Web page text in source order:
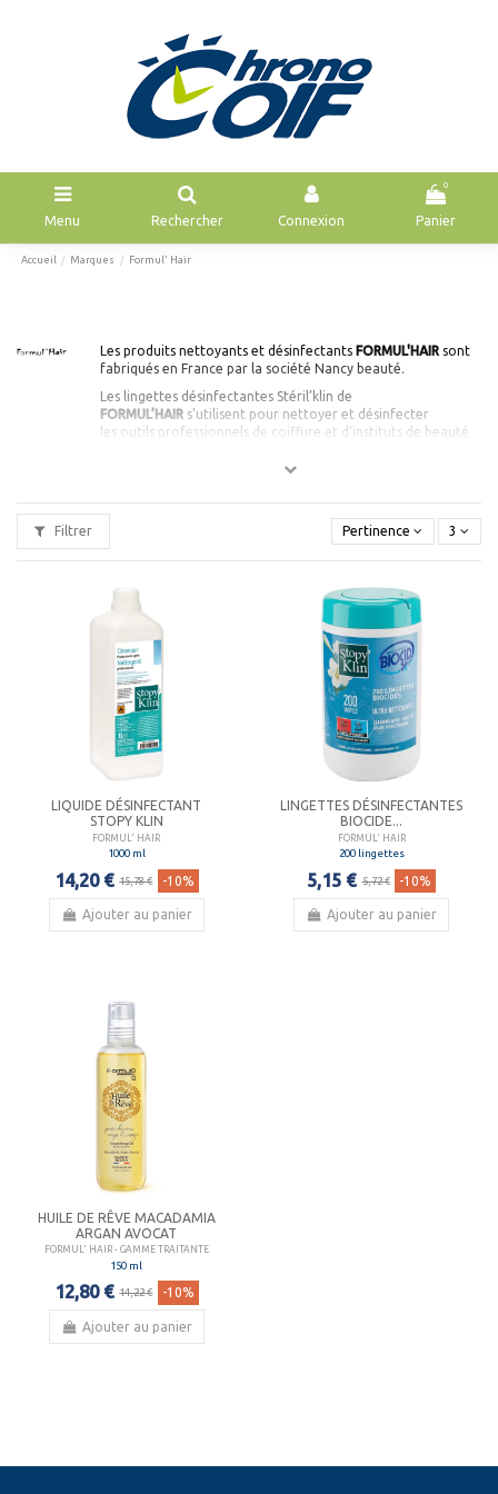
Menu Rechercher Connexion
0
Panier
Accueil Marques Formul' Hair
Les produits nettoyants et désinfectants FORMUL'HAIRsont
fabriqués en France par la société Nancy beauté.
Les lingettes désinfectantes Stéril’klin de
FORMUL’HAIRs'utilisent pour nettoyer et désinfecter
les outils professionnels de coiffure et d'instituts de beauté
Le décontaminant liquide professionnel Stéri’klin de
Pour nettoyer et désinfecter vos outils professionnels de
coiffure et d'instituts de beauté avant et après chaque
utilisation.
Filtrer Pertinence 3
LIQUIDE DÉSINFECTANT
STOPY KLIN
FORMUL' HAIR
1000 ml
14,20 € 15,78 € -10%
Ajouter au panier
LINGETTES DÉSINFECTANTES
BIOCIDE...
FORMUL' HAIR
200 lingettes
5,15 € 5,72 € -10%
Ajouter au panier
HUILE DE RÊVE MACADAMIA
ARGAN AVOCAT
FORMUL' HAIR - GAMME TRAITANTE
150 ml
12,80 € 14,22 € -10%
Ajouter au panier